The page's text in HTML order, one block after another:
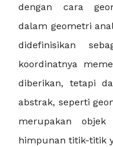
dengan cara
dalam geometri
didefinisikan
koordinatnya
diberikan, tetapi
abstrak, seperti
merupakan objek
himpunan titik-titik